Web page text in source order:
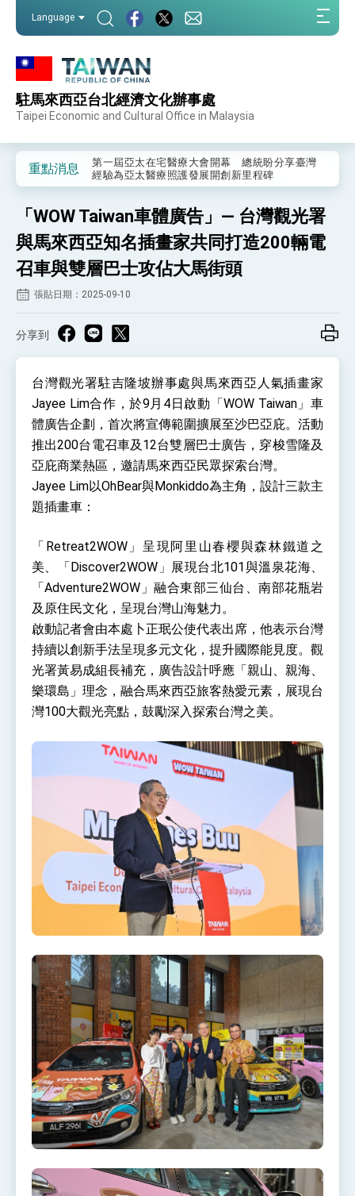
Language
駐馬來西亞台北經濟文化辦事處
Taipei Economic and Cultural Office in Malaysia
重點消息
外交部重要言論
事處」，進一步深化台美交流合作
第一屆亞太在宅醫療大會開幕 總統盼分享臺灣
經驗為亞太醫療照護發展開創新里程碑
及「台灣智慧醫療與健康產業展」預告短片，向
世界展現台灣守護全球健康的創新能量
總統出訪史瓦帝尼返國談話 強調臺灣人有權利
走向世界 盼與理念相近國家共同維護國際秩序
堅定走向世界 賴總統抵達史瓦帝尼王國進行國是
訪問
總統與五院院長新春茶敘 盼化分歧為團結、為
國家邁出合作第一步
總統農曆春節談話
升級 籲請立院全力支持並盡速通過
臺美簽署「對等貿易協定」確立對等關稅15%且不
疊加 我輸美2072項產品豁免對等關稅
總統接受「法新社」（AFP）專訪內容
外交部長林佳龍於《外交事務》撰文指出：自由
世界 需要台灣，團結合作方能守護繁榮
外交部長林佳龍出席《台灣光華雜誌》50週年慶
「見證蛻變，分享世界的光華」開幕式，期許數
外交部長林佳龍接受印尼「時代雜誌」專訪，闡
述印太安全局勢，籲深化台印尼半導體供應鏈合
作
外交部長林佳龍午宴歡迎美國聯邦參議員蓋耶哥
訪問團
外交部長林佳龍接見美國智庫「德國馬歇爾基金
臺美經貿談判獲階段性成果 卓揆期勉爭取時間完
成「臺美對等貿易協定」簽署
卓揆：臺美關稅談判階段性結果有助臺灣取得有
利戰略地位 全力支持「臺美對等貿易協定」簽署
外交部與數位發展部攜手合作，整合台灣雄厚數
位實力，達成固邦榮邦目標
策略小組」跨部會會議
民調顯示多數國人滿意政府外交表現，高度支持
「總合外交」與台歐美日關係深化
總統以「韌性之島，希望之光」為題發表2026新
年談話
總統主持「守護民主台灣國安行動方案」記者
會 強調以實力守護台海和平 以決心掌握國家
命運
變局中 奮起的新臺灣 總統發表國慶演說
總統發表執政周年談話 盼面對未來挑戰 堅持
團結 迎風轉型 穩健前行
賴總統就職演說影片
總統重要談話
外交部重要言論
我國政府將在美國亞利桑納州設立「駐鳳凰城辦
事處」，進一步深化台美交流合作
「WOW Taiwan車體廣告」— 台灣觀光署
與馬來西亞知名插畫家共同打造200輛電
召車與雙層巴士攻佔大馬街頭
張貼日期：2025-09-10
分享到
台灣觀光署駐吉隆坡辦事處與馬來西亞人氣插畫家
Jayee Lim合作，於9月4日啟動「WOW Taiwan」車
體廣告企劃，首次將宣傳範圍擴展至沙巴亞庇。活動
推出200台電召車及12台雙層巴士廣告，穿梭雪隆及
亞庇商業熱區，邀請馬來西亞民眾探索台灣。
Jayee Lim以OhBear與Monkiddo為主角，設計三款主
題插畫車：
「Retreat2WOW」呈現阿里山春櫻與森林鐵道之
美、「Discover2WOW」展現台北101與溫泉花海、
「Adventure2WOW」融合東部三仙台、南部花瓶岩
及原住民文化，呈現台灣山海魅力。
啟動記者會由本處卜正珉公使代表出席，他表示台灣
持續以創新手法呈現多元文化，提升國際能見度。觀
光署黃易成組長補充，廣告設計呼應「親山、親海、
樂環島」理念，融合馬來西亞旅客熱愛元素，展現台
灣100大觀光亮點，鼓勵深入探索台灣之美。